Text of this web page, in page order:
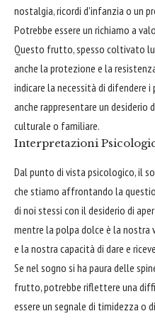
nostalgia, ricordi d'infanzia o un
Potrebbe essere un richiamo a
Questo frutto, spesso coltivato
anche la protezione e la
indicare la necessità di difendere
anche rappresentare un desiderio
culturale o familiare.
Interpretazioni
Dal punto di vista psicologico, il
che stiamo affrontando la
di noi stessi con il desiderio di
mentre la polpa dolce è la nostra
e la nostra capacità di dare e
Se nel sogno si ha paura delle
frutto, potrebbe riflettere una
essere un segnale di timidezza o